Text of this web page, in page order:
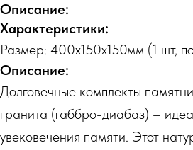
Описание:
Характеристики:
Размер: 400х150х150мм (1 шт,
Описание:
Долговечные комплекты
гранита (габбро-диабаз) –
увековечения памяти. Этот